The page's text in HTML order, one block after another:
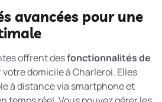
avancées pour une
offrent desfonctionnalités de
domicile à Charleroi. Elles
à distance via smartphone et